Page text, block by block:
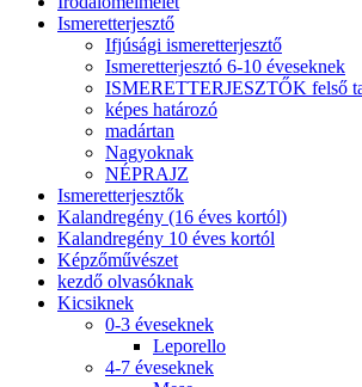
Ismeretterjesztő
Ifjúsági ismeretterjesztő
Ismeretterjesztó 6-10 éveseknek
ISMERETTERJESZTŐK felső
képes határozó
madártan
Nagyoknak
NÉPRAJZ
Ismeretterjesztők
Kalandregény (16 éves kortól)
Kalandregény 10 éves kortól
Képzőművészet
kezdő olvasóknak
Kicsiknek
0-3 éveseknek
Leporello
4-7 éveseknek